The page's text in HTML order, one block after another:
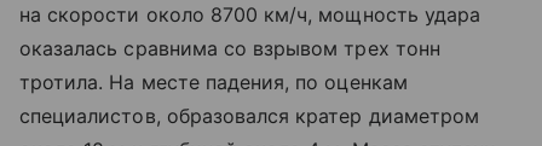
на скорости около 8700 км/ч, мощность удара
оказалась сравнима со взрывом трех тонн
тротила. На месте падения, по оценкам
специалистов, образовался кратер диаметром